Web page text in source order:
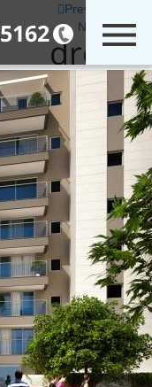
5162*
Previous Image
Next Image
dror15